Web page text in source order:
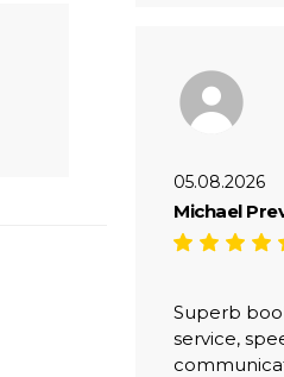
05.08.2026
Michael
Superb
service,